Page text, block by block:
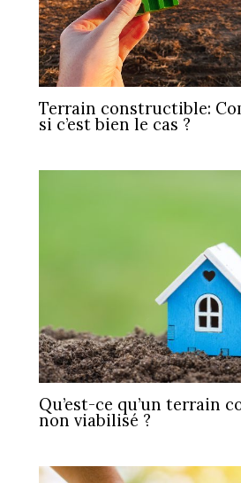
Terrain constructible:
si c’est bien le cas ?
Qu’est-ce qu’un terrain
non viabilisé ?